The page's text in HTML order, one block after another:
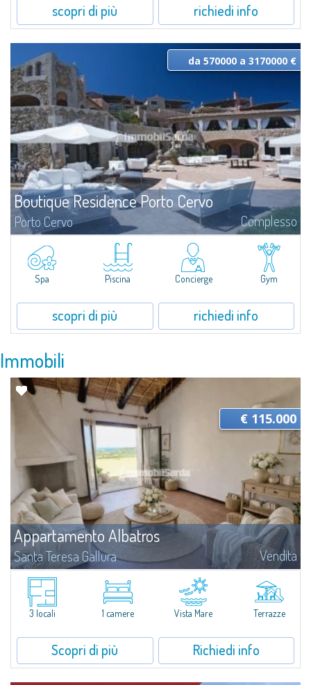
scopri di più richiedi info
Boutique Residence Porto Cervo
Porto Cervo Complesso
Eleganza, stile, ricercatezza sono gli aggettivi che meglio sintetizzano
l’architettura unica delle Residenze del Principe, importanti dimore nel
cuore di Porto Cervo e personalmente firmate dall’Architetto di fama
internazionale Jean Claude Le Suisse.
da 570000 a 3170000 €
Spa Piscina Concierge Gym
scopri di più richiedi info
Immobili
Appartamento Albatros
Santa Teresa Gallura Vendita
Situato nella tranquilla area di Ruoni, nelle vicinanze di Santa Teresa
Gallura, questo bilocale essenziale e luminoso dispone di terrazzo
panoramico con vista mare, spazi funzionali e una funzionale cantina. Una...
€ 115.000
3 locali 1 camere Vista Mare Terrazze
Scopri di più Richiedi info